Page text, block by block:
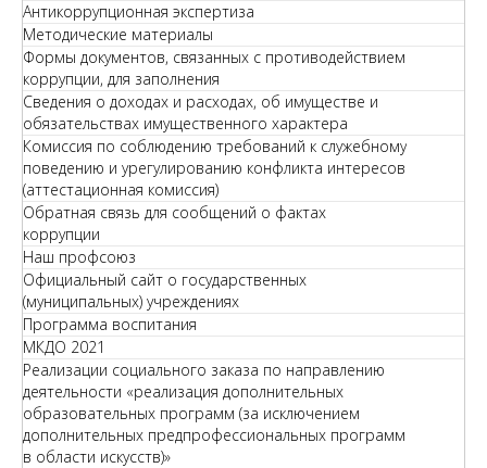
Антикоррупционная экспертиза
Методические материалы
Формы документов, связанных с противодействием
коррупции, для заполнения
Сведения о доходах и расходах, об имуществе и
обязательствах имущественного характера
Комиссия по соблюдению требований к служебному
поведению и урегулированию конфликта интересов
(аттестационная комиссия)
Обратная связь для сообщений о фактах
коррупции
Наш профсоюз
Официальный сайт о государственных
(муниципальных) учреждениях
Программа воспитания
МКДО 2021
Реализации социального заказа по направлению
деятельности «реализация дополнительных
образовательных программ (за исключением
дополнительных предпрофессиональных программ
в области искусств)»